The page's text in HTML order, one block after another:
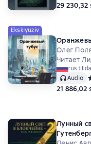
29 230,32
Eksklyuziv
Олег
Читает
rus tilida
Audio
21 886,02
Лунный